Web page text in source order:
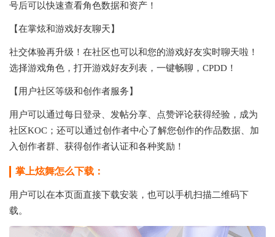
号后可以快速查看角色数据和资产！
【在掌炫和游戏好友聊天】
社交体验再升级！在社区也可以和您的游戏好友实时聊天啦！
选择游戏角色，打开游戏好友列表，一键畅聊，CPDD！
【用户社区等级和创作者服务】
用户可以通过每日登录、发帖分享、点赞评论获得经验，成为
社区KOC；还可以通过创作者中心了解您创作的作品数据、加
入创作者群、获得创作者认证和各种奖励！
掌上炫舞怎么下载：
用户可以在本页面直接下载安装，也可以手机扫描二维码下
载。